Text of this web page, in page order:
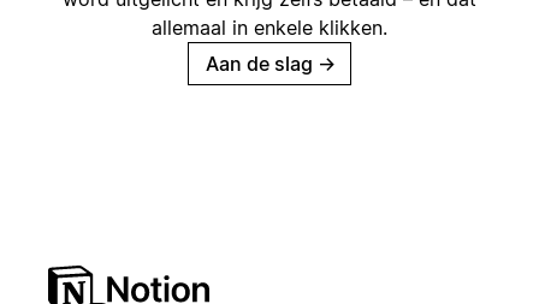
allemaal in enkele klikken.
Aan de slag →